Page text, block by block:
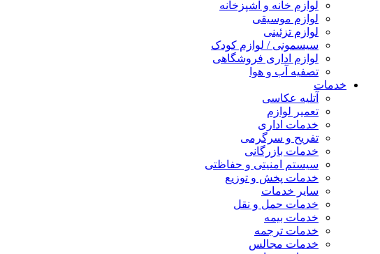
لوازم خانه و آشپزخانه
لوازم موسیقی
لوازم تزئینی
سیسمونی / لوازم کودک
لوازم اداری فروشگاهی
تصفیه آب و هوا
خدمات
آتلیه عکاسی
تعمیر لوازم
خدمات اداری
تفریح و سرگرمی
خدمات بازرگانی
سیستم امنیتی و حفاظتی
خدمات پخش و توزیع
سایر خدمات
خدمات حمل و نقل
خدمات بیمه
خدمات ترجمه
خدمات مجالس